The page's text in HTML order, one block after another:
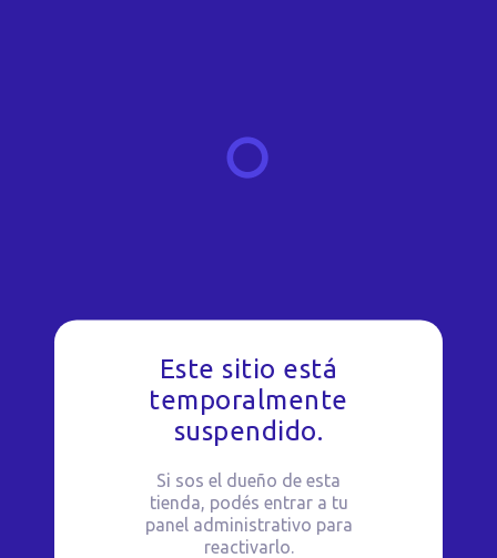
Este sitio está
temporalmente
suspendido.
Si sos el dueño de esta
tienda, podés entrar a tu
panel administrativo para
reactivarlo.